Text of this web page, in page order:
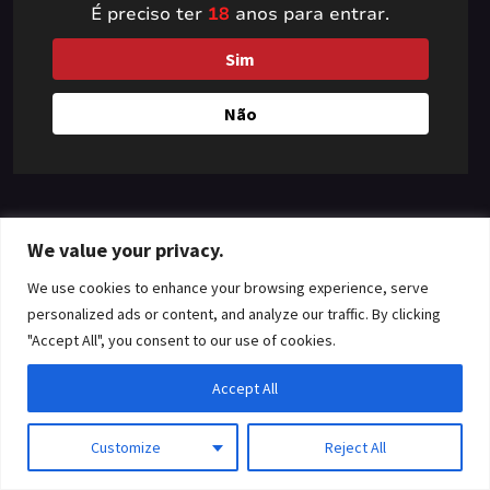
We value your privacy.
We use cookies to enhance your browsing experience, serve
personalized ads or content, and analyze our traffic. By clicking
"Accept All", you consent to our use of cookies.
Customize Reject All
Accept All
something amazing
— check back soon!
É preciso ter 18 anos para entrar.
Sim
Não